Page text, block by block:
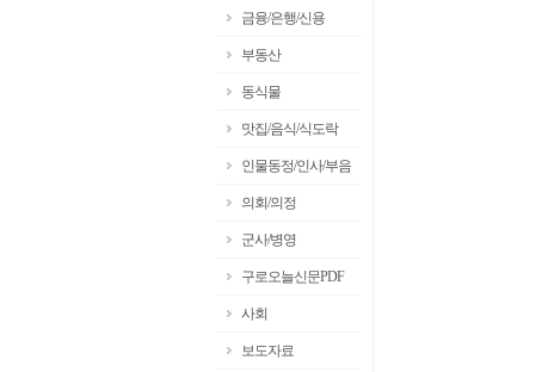
금융/은행/신용
부동산
동식물
맛집/음식/식도락
인물동정/인사/부음
의회/의정
군사/병영
구로오늘신문PDF
사회
보도자료